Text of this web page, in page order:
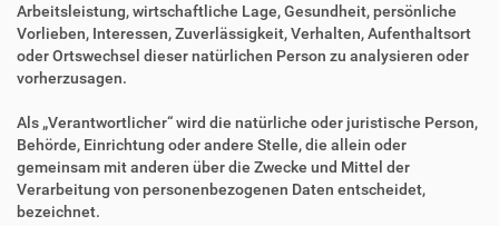
Arbeitsleistung, wirtschaftliche Lage, Gesundheit, persönliche
Vorlieben, Interessen, Zuverlässigkeit, Verhalten, Aufenthaltsort
oder Ortswechsel dieser natürlichen Person zu analysieren oder
vorherzusagen.
Als „Verantwortlicher“ wird die natürliche oder juristische Person,
Behörde, Einrichtung oder andere Stelle, die allein oder
gemeinsam mit anderen über die Zwecke und Mittel der
Verarbeitung von personenbezogenen Daten entscheidet,
bezeichnet.